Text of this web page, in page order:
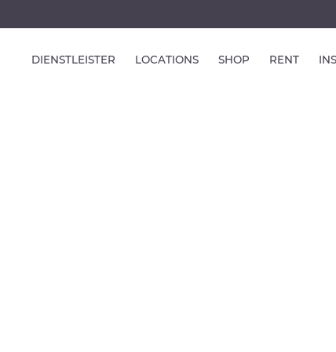
DIENSTLEISTER LOCATIONS SHOP RENT